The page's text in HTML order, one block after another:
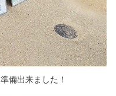
準備出来ました！